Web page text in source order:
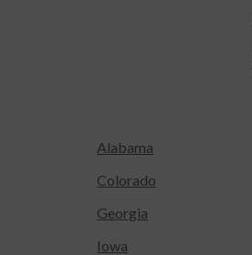
Alabama
Colorado
Georgia
Iowa